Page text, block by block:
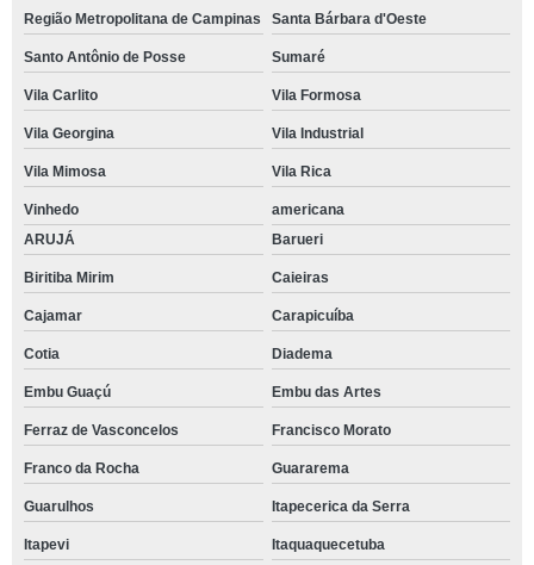
Região Metropolitana de Campinas Santa Bárbara d'Oeste
Santo Antônio de Posse Sumaré
Vila Carlito Vila Formosa
Vila Georgina Vila Industrial
Vila Mimosa Vila Rica
Vinhedo
americana
ARUJÁ
Barueri
Biritiba Mirim Caieiras
Cajamar Carapicuíba
Cotia Diadema
Embu Guaçú Embu das Artes
Ferraz de Vasconcelos Francisco Morato
Franco da Rocha Guararema
Guarulhos Itapecerica da Serra
Itapevi Itaquaquecetuba